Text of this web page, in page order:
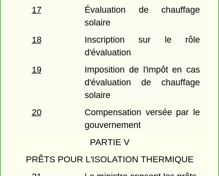
17
Évaluation de chauffage
solaire
18
Inscription sur le rôle
d'évaluation
19
Imposition de l'impôt en cas
d'évaluation de chauffage
solaire
20
Compensation versée par le
gouvernement
PARTIE V
PRÊTS POUR L'ISOLATION THERMIQUE